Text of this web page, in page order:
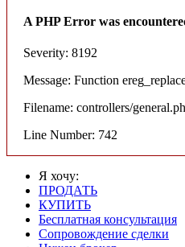
A PHP Error was
Severity: 8192
Message: Function
Filename: controllers/
Line Number: 742
Я хочу:
ПРОДАТЬ
КУПИТЬ
Бесплатная консультация
Сопровождение сделки